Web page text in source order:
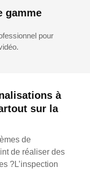
à
sur la
de
de réaliser des
?L’inspection
gamme
pour